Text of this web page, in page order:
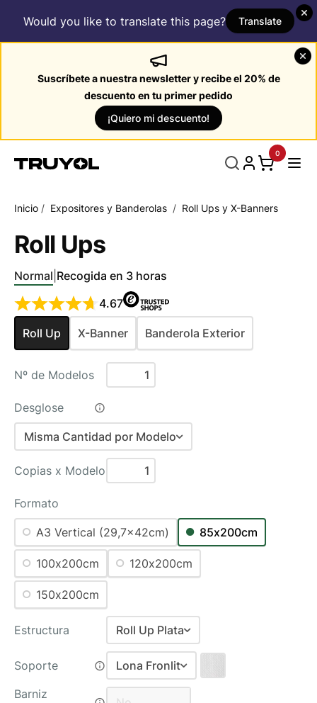
Would you like to translate this page? Translate
Suscríbete a nuestra newsletter y recibe el 20% de
descuento en tu primer pedido
¡Quiero mi descuento!
0
Inicio / Expositores y Banderolas / Roll Ups y X-Banners
Roll Ups
Normal Recogida en 3 horas
4.67
Roll Up X-Banner Banderola Exterior
Nº de Modelos
Desglose
Misma Cantidad por Modelo
Misma Cantidad por Modelo
Distinta Cantidad por Modelo
Copias x Modelo
Formato
A3 Vertical (29,7x42cm) 85x200cm
100x200cm 120x200cm
150x200cm
Estructura
Roll Up Plata
Roll Up Plata
Roll Up Plata Doble
Soporte
Lona Fronlit
Lona Fronlit
Barniz